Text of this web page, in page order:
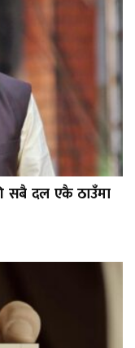
सबै दल एकै ठाउँमा